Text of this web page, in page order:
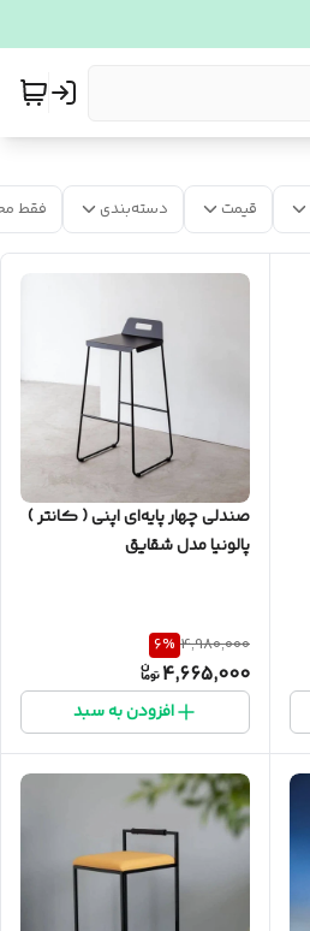
قیمت دسته‌بندی فقط
صندلی چهار پایه‌ای اپنی ( کانتر )
پالونیا مدل شقایق
4,980,000
6%
4,665,000
افزودن به سبد